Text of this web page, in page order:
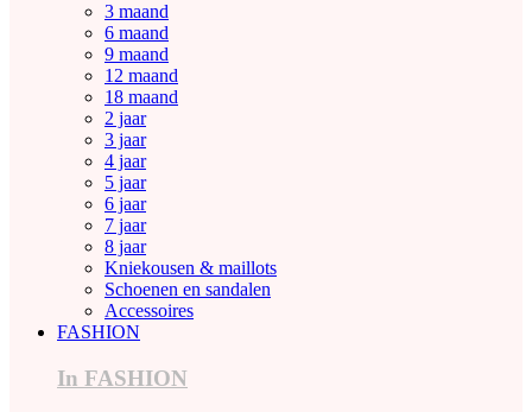
3 maand
6 maand
9 maand
12 maand
18 maand
2 jaar
3 jaar
4 jaar
5 jaar
6 jaar
7 jaar
8 jaar
Kniekousen & maillots
Schoenen en sandalen
Accessoires
FASHION
In FASHION